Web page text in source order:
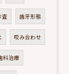
査 歯牙形態
咬み合わせ
科治療